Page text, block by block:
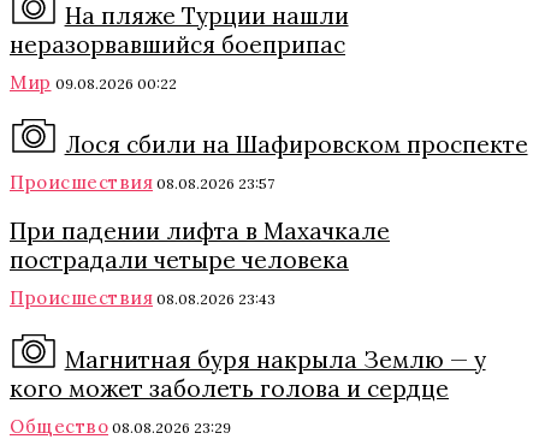
На пляже Турции нашли
неразорвавшийся боеприпас
Мир 09.08.2026 00:22
Лося сбили на Шафировском проспекте
Происшествия 08.08.2026 23:57
При падении лифта в Махачкале
пострадали четыре человека
Происшествия 08.08.2026 23:43
Магнитная буря накрыла Землю — у
кого может заболеть голова и сердце
Общество 08.08.2026 23:29